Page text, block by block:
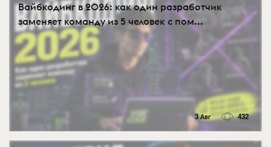
Вайбкодинг в 2026: как один разработчик
заменяет команду из 5 человек с пом...
3 Авг 432